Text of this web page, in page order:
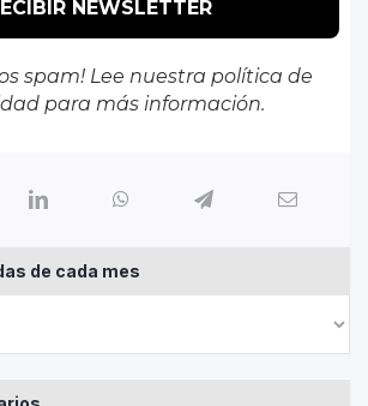
spam! Lee nuestra política de
para más información.
de cada mes